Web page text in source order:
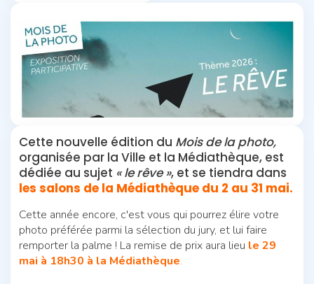
Cette nouvelle édition du Mois de la photo,
organisée par la Ville et la Médiathèque, est
dédiée au sujet « le rêve », et se tiendra dans
les salons de la Médiathèque du 2 au 31 mai.
Cette année encore, c'est vous qui pourrez élire votre
photo préférée parmi la sélection du jury, et lui faire
remporter la palme ! La remise de prix aura lieu le 29
mai à 18h30 à la Médiathèque.